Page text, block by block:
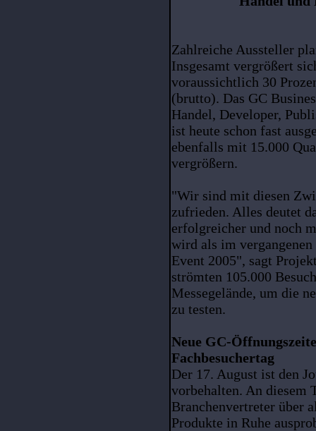
Zahlreiche Aussteller
Insgesamt vergrößert
voraussichtlich 30
(brutto). Das GC
Handel, Developer,
ist heute schon fast
ebenfalls mit 15.000
vergrößern.
"Wir sind mit diesen
zufrieden. Alles deutet
erfolgreicher und noch
wird als im
Event 2005", sagt
strömten 105.000
Messegelände, um die
zu testen.
Neue GC-
Fachbesuchertag
Der 17. August ist den
vorbehalten. An diesem
Branchenvertreter über
Produkte in Ruhe